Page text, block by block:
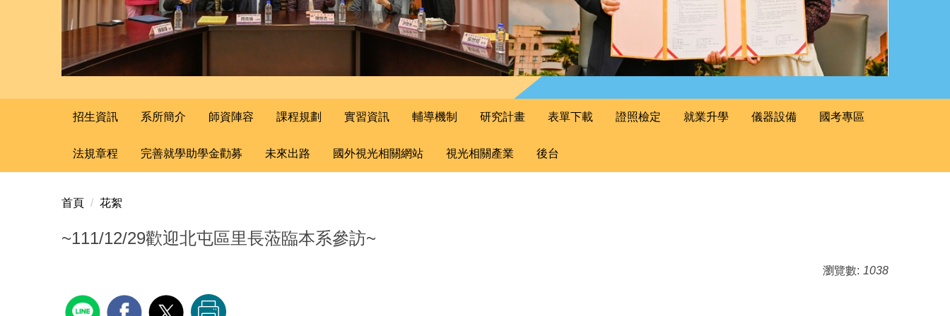
招生資訊 系所簡介 師資陣容 課程規劃 實習資訊 輔導機制 研究計畫 表單下載 證照檢定 就業升學 儀器設備 國考專區
法規章程 完善就學助學金勸募 未來出路 國外視光相關網站 視光相關產業 後台
首頁 花絮
~111/12/29歡迎北屯區里長蒞臨本系參訪~
瀏覽數: 1038